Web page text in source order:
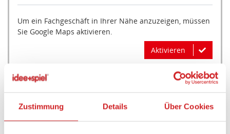
Zustimmung Details Über Cookies
Um ein Fachgeschäft in Ihrer Nähe anzuzeigen, müssen
Sie Google Maps aktivieren.
Aktivieren
Artikeldetails